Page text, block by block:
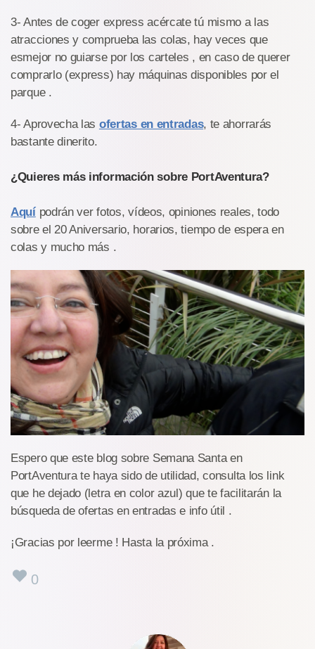
3- Antes de coger express acércate tú mismo a las
atracciones y comprueba las colas, hay veces que
esmejor no guiarse por los carteles , en caso de querer
comprarlo (express) hay máquinas disponibles por el
parque .
4- Aprovecha las ofertas en entradas, te ahorrarás
bastante dinerito.
¿Quieres más información sobre PortAventura?
Aquípodrán ver fotos, vídeos, opiniones reales, todo
sobre el 20 Aniversario, horarios, tiempo de espera en
colas y mucho más .
Espero que este blog sobre Semana Santa en
PortAventura te haya sido de utilidad, consulta los link
que he dejado (letra en color azul) que te facilitarán la
búsqueda de ofertas en entradas e info útil .
¡Gracias por leerme ! Hasta la próxima .
0